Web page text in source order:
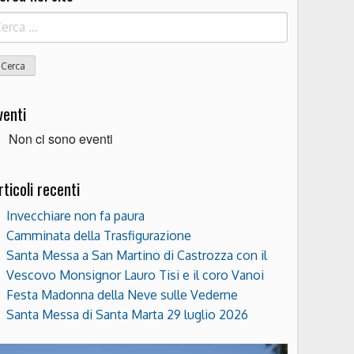
Non ci sono eventi
recenti
Invecchiare non fa paura
Camminata della Trasfigurazione
Santa Messa a San Martino di Castrozza con il
Vescovo Monsignor Lauro Tisi e il coro Vanoi
Festa Madonna della Neve sulle Vederne
Santa Messa di Santa Marta 29 luglio 2026